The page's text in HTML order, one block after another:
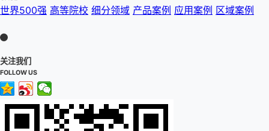
世界500强 高等院校 细分领域 产品案例 应用案例 区域案例
关注我们
FOLLOW US